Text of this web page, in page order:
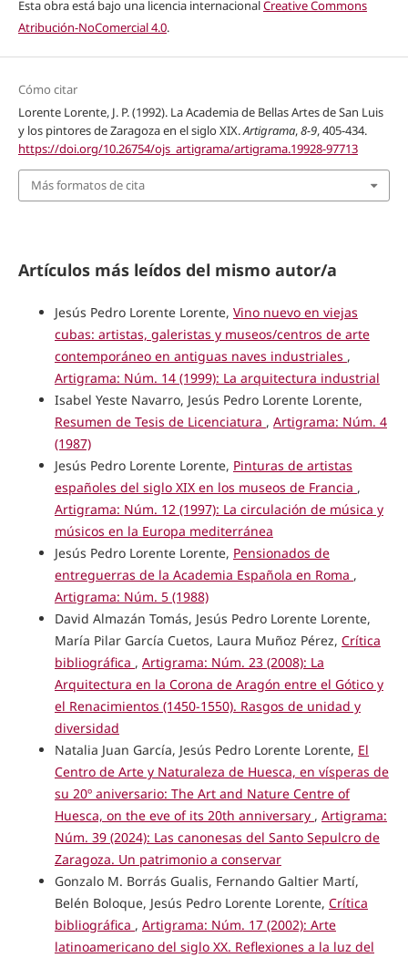
Esta obra está bajo una licencia internacionalCreative Commons
Atribución-NoComercial 4.0.
Cómo citar
Lorente Lorente, J. P. (1992). La Academia de Bellas Artes de San Luis
y los pintores de Zaragoza en el siglo XIX.Artigrama,8-9, 405-434.
https://doi.org/10.26754/ojs_artigrama/artigrama.19928-97713
Más formatos de cita
Artículos más leídos del mismo autor/a
Jesús Pedro Lorente Lorente, Vino nuevo en viejas
cubas: artistas, galeristas y museos/centros de arte
contemporáneo en antiguas naves industriales ,
Artigrama: Núm. 14 (1999): La arquitectura industrial
Isabel Yeste Navarro, Jesús Pedro Lorente Lorente,
Resumen de Tesis de Licenciatura , Artigrama: Núm. 4
(1987)
Jesús Pedro Lorente Lorente, Pinturas de artistas
españoles del siglo XIX en los museos de Francia ,
Artigrama: Núm. 12 (1997): La circulación de música y
músicos en la Europa mediterránea
Jesús Pedro Lorente Lorente, Pensionados de
entreguerras de la Academia Española en Roma ,
Artigrama: Núm. 5 (1988)
David Almazán Tomás, Jesús Pedro Lorente Lorente,
María Pilar García Cuetos, Laura Muñoz Pérez, Crítica
bibliográfica , Artigrama: Núm. 23 (2008): La
Arquitectura en la Corona de Aragón entre el Gótico y
el Renacimientos (1450-1550). Rasgos de unidad y
diversidad
Natalia Juan García, Jesús Pedro Lorente Lorente, El
Centro de Arte y Naturaleza de Huesca, en vísperas de
su 20º aniversario: The Art and Nature Centre of
Huesca, on the eve of its 20th anniversary , Artigrama:
Núm. 39 (2024): Las canonesas del Santo Sepulcro de
Zaragoza. Un patrimonio a conservar
Gonzalo M. Borrás Gualis, Fernando Galtier Martí,
Belén Boloque, Jesús Pedro Lorente Lorente, Crítica
bibliográfica , Artigrama: Núm. 17 (2002): Arte
latinoamericano del siglo XX. Reflexiones a la luz del